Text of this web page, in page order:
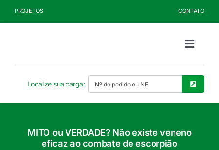
PROJETOS CONTATO
Toggle
Produtos
Documentos
Localize sua carga:
MITO ou VERDADE? Não existe veneno
eficaz ao combate de escorpião